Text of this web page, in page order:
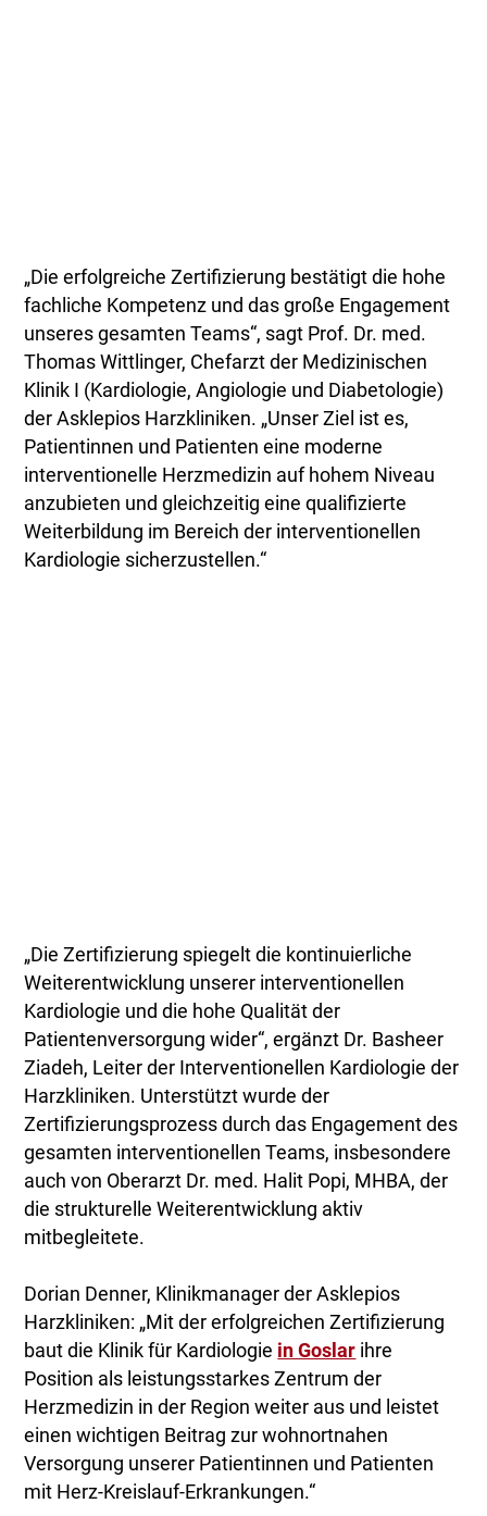
„Die erfolgreiche Zertifizierung bestätigt die hohe
fachliche Kompetenz und das große Engagement
unseres gesamten Teams“, sagt Prof. Dr. med.
Thomas Wittlinger, Chefarzt der Medizinischen
Klinik I (Kardiologie, Angiologie und Diabetologie)
der Asklepios Harzkliniken. „Unser Ziel ist es,
Patientinnen und Patienten eine moderne
interventionelle Herzmedizin auf hohem Niveau
anzubieten und gleichzeitig eine qualifizierte
Weiterbildung im Bereich der interventionellen
Kardiologie sicherzustellen.“
„Die Zertifizierung spiegelt die kontinuierliche
Weiterentwicklung unserer interventionellen
Kardiologie und die hohe Qualität der
Patientenversorgung wider“, ergänzt Dr. Basheer
Ziadeh, Leiter der Interventionellen Kardiologie der
Harzkliniken. Unterstützt wurde der
Zertifizierungsprozess durch das Engagement des
gesamten interventionellen Teams, insbesondere
auch von Oberarzt Dr. med. Halit Popi, MHBA, der
die strukturelle Weiterentwicklung aktiv
mitbegleitete.
Dorian Denner, Klinikmanager der Asklepios
Harzkliniken: „Mit der erfolgreichen Zertifizierung
baut die Klinik für Kardiologie in Goslar ihre
Position als leistungsstarkes Zentrum der
Herzmedizin in der Region weiter aus und leistet
einen wichtigen Beitrag zur wohnortnahen
Versorgung unserer Patientinnen und Patienten
mit Herz-Kreislauf-Erkrankungen.“